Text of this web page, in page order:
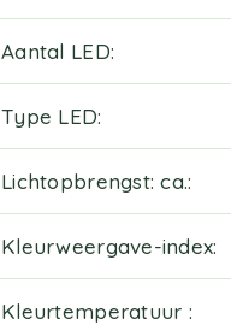
Aantal LED
Type LED
Lichtopbrengst: ca.
Kleurweergave-index
Kleurtemperatuur